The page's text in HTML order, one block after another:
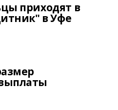
приходят в
в Уфе